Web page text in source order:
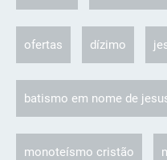
ofertas dízimo
batismo em nome de
monoteísmo cristão